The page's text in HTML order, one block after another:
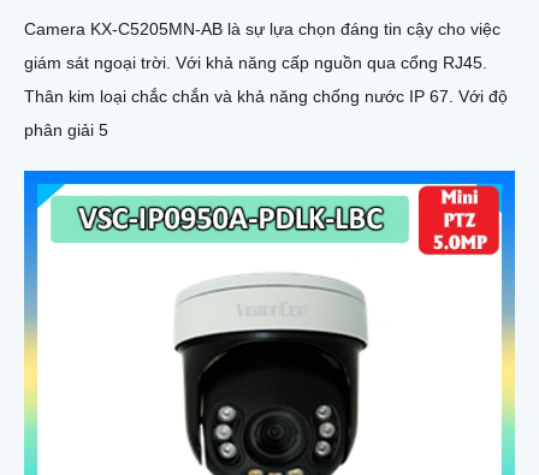
Camera KX-C5205MN-AB là sự lựa chọn đáng tin cậy cho việc
giám sát ngoại trời. Với khả năng cấp nguồn qua cổng RJ45.
Thân kim loại chắc chắn và khả năng chống nước IP 67. Với độ
phân giải 5